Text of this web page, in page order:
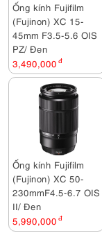
Ống kính Fujifilm
(Fujinon) XC 15-
45mm F3.5-5.6 OIS
PZ/ Đen
3,490,000 đ
Ống kính Fujifilm
(Fujinon) XC 50-
230mmF4.5-6.7 OIS
II/ Đen
5,990,000 đ